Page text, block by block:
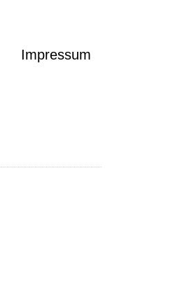
Impressum